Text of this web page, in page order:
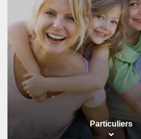
Particuliers